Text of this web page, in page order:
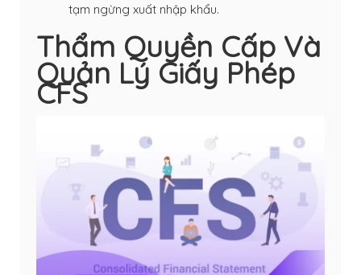
tạm ngừng xuất nhập khẩu.
Thẩm Quyền Cấp Và
Quản Lý Giấy Phép
CFS